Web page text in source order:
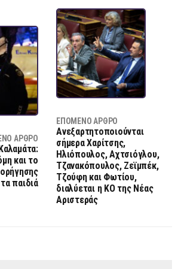
ΆΡΘΡΟ
και το
παιδιά
ΕΠΌΜΕΝΟ ΆΡΘΡΟ
Ανεξαρτητοποιούνται
σήμερα Χαρίτσης,
Ηλιόπουλος, Αχτσιόγλου,
Τζανακόπουλος, Ζεϊμπέκ,
Τζούφη και Φωτίου,
διαλύεται η ΚΟ της Νέας
Αριστεράς